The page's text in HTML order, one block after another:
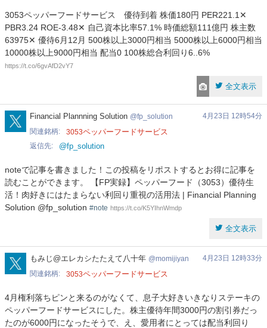
3053ペッパーフードサービス 優待到着 株価180円 PER221.1✕
PBR3.24 ROE-3.48✕ 自己資本比率57.1% 時価総額111億円 株主数
63975✕ 優待6月12月 500株以上3000円相当 5000株以上6000円相当
10000株以上9000円相当 配当0 100株総合利回り6..6%
https://t.co/6gvAfD2vY7
全文表示
fp_solution
Financial Plannning Solution fp_solution
4月23日 12時54分
関連銘柄
3053ペッパーフードサービス
返信先 @fp_solution
noteで記事を書きました！この投稿をリポストするとお得に記事を
読むことができます。 【FP実録】ペッパーフード（3053）優待生
活！肉好きにはたまらない利回り重視の活用法 | Financial Planning
Solution @fp_solution #note https://t.co/K5YIhnWmdp
全文表示
momijiyan
もみじ@エレカシたたえて八十年 momijiyan
4月23日 12時33分
関連銘柄
3053ペッパーフードサービス
4月権利落ちピンと来るのがなくて、息子大好きいきなりステーキの
ペッパーフードサービスにした。株主優待年間3000円の割引券だっ
たのが6000円になったそうで、え、愛用者にとっては配当利回り